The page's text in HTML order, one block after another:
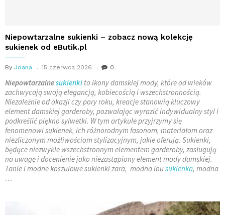
Niepowtarzalne sukienki – zobacz nową kolekcję
sukienek od eButik.pl
By Joana 15 czerwca 2026 0
Niepowtarzalnesukienki to ikony damskiej mody, które od wieków
zachwycają swoją elegancją, kobiecością i wszechstronnością.
Niezależnie od okazji czy pory roku, kreacje stanowią kluczowy
element damskiej garderoby, pozwalając wyrazić indywidualny styl i
podkreślić piękno sylwetki. W tym artykule przyjrzymy się
fenomenowi sukienek, ich różnorodnym fasonom, materiałom oraz
niezliczonym możliwościom stylizacyjnym, jakie oferują. Sukienki,
będące niezwykle wszechstronnym elementem garderoby, zasługują
na uwagę i docenienie jako niezastąpiony element mody damskiej.
Tanie i modne koszulowe sukienki zara, modna lousukienka, modna
…